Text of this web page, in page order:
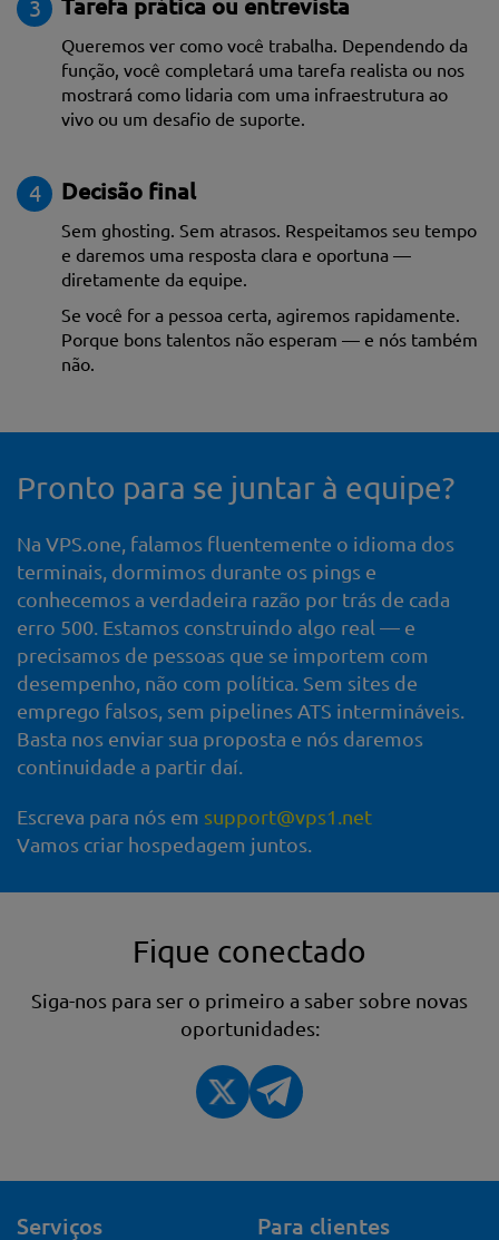
3 Tarefa prática ou entrevista
Queremos ver como você trabalha. Dependendo da
função, você completará uma tarefa realista ou nos
mostrará como lidaria com uma infraestrutura ao
vivo ou um desafio de suporte.
4 Decisão final
Sem ghosting. Sem atrasos. Respeitamos seu tempo
e daremos uma resposta clara e oportuna —
diretamente da equipe.
Se você for a pessoa certa, agiremos rapidamente.
Porque bons talentos não esperam — e nós também
não.
Pronto para se juntar à equipe?
Na VPS.one, falamos fluentemente o idioma dos
terminais, dormimos durante os pings e
conhecemos a verdadeira razão por trás de cada
erro 500. Estamos construindo algo real — e
precisamos de pessoas que se importem com
desempenho, não com política. Sem sites de
emprego falsos, sem pipelines ATS intermináveis.
Basta nos enviar sua proposta e nós daremos
continuidade a partir daí.
Escreva para nós em support@vps1.net
Vamos criar hospedagem juntos.
Fique conectado
Siga-nos para ser o primeiro a saber sobre novas
oportunidades:
Serviços Para clientes